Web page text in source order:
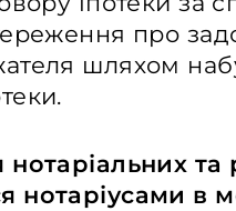
про
шляхом
та
нотаріусами в